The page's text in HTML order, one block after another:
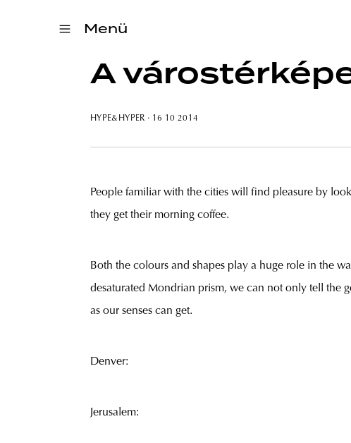
Menü
A
HYPE&HYPER · 16 10 2014
People familiar with the cities will find pleasure by
they get their morning coffee.
Both the colours and shapes play a huge role in the
desaturated Mondrian prism, we can not only tell the
as our senses can get.
Denver:
Jerusalem: